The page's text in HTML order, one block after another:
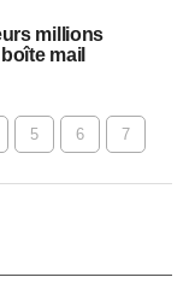
millions
mail
5 6 7